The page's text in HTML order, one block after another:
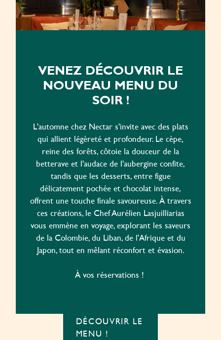
VENEZ DÉCOUVRIR LE
NOUVEAU MENU DU
SOIR !
L'automne chez Nectar s'invite avec des plats
qui allient légèreté et profondeur. Le cèpe,
reine des forêts, côtoie la douceur de la
betterave et l'audace de l'aubergine confite,
tandis que les desserts, entre figue
délicatement pochée et chocolat intense,
offrent une touche finale savoureuse. À travers
ces créations, le Chef Aurélien Lasjuilliarias
vous emmène en voyage, explorant les saveurs
de la Colombie, du Liban, de l'Afrique et du
Japon, tout en mêlant réconfort et évasion.
À vos réservations !
DÉCOUVRIR LE
MENU !